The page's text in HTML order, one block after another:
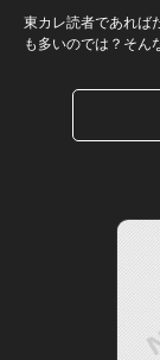
東カレ読者であれば
も多いのでは？そん